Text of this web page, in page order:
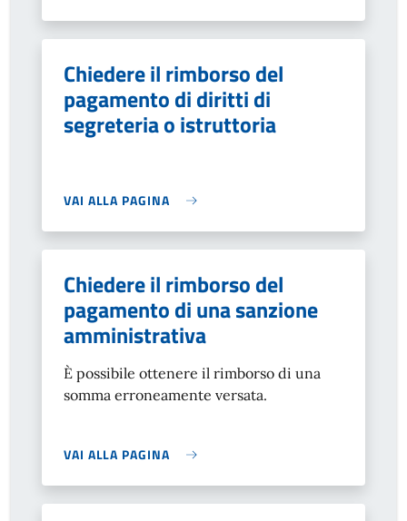
Chiedere il rimborso del
pagamento di diritti di
segreteria o istruttoria
VAI ALLA PAGINA
Chiedere il rimborso del
pagamento di una sanzione
amministrativa
È possibile ottenere il rimborso di una
somma erroneamente versata.
VAI ALLA PAGINA